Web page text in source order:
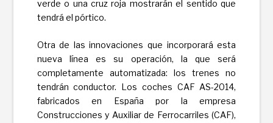
verde o una cruz roja mostrarán el sentido que
tendrá el pórtico.
Otra de las innovaciones que incorporará esta
nueva línea es su operación, la que será
completamente automatizada: los trenes no
tendrán conductor. Los coches CAF AS-2014,
fabricados en España por la empresa
Construcciones y Auxiliar de Ferrocarriles (CAF),